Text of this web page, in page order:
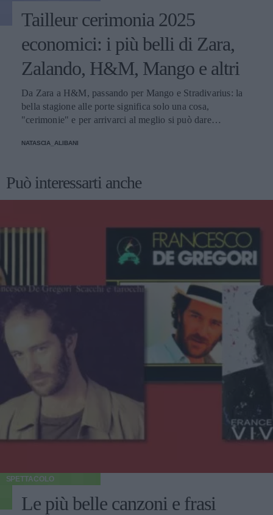
Tailleur cerimonia 2025
economici: i più belli di Zara,
Zalando, H&M, Mango e altri
Da Zara a H&M, passando per Mango e Stradivarius: la
bella stagione alle porte significa solo una cosa,
"cerimonie" e per arrivarci al meglio si può dare
NATASCIA_ALIBANI
Può interessarti anche
SPETTACOLO
Le più belle canzoni e frasi